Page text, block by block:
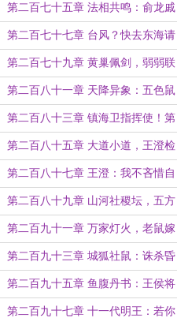
我（求票）
第二百七十五章 法相共鸣：俞龙戚
虎，杀贼如土（月初求票）！
第二百七十七章 台风？快去东海请
我岳父大人！
第二百七十九章 黄巢佩剑，弱弱联
手
第二百八十一章 天降异象：五色鼠
妖，国有巨贪！
第二百八十三章 镇海卫指挥使！第
二次降维打击
第二百八十五章 大道小道，王澄检
地（求票）
第二百八十七章 王澄：我不吝惜自
己的铅弹也希望你们不吝惜自己的性
命
第二百八十九章 山河社稷坛，五方
五色土（求票）
第二百九十一章 万家灯火，老鼠嫁
女
第二百九十三章 城狐社鼠：诛杀昏
君，替天行道！
第二百九十五章 鱼腹丹书：王侯将
相宁有种乎？
第二百九十七章 十一代明王：若你